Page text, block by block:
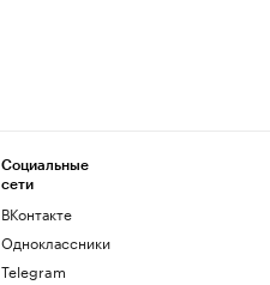
Социальные
сети
ВКонтакте
Одноклассники
Telegram